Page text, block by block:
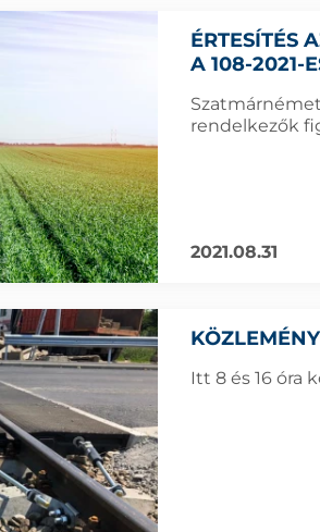
ÉRTESÍTÉS
A 108-2021-
rendelkezők
2021.08.31
KÖZLEMÉNY
Itt 8 és 16 óra